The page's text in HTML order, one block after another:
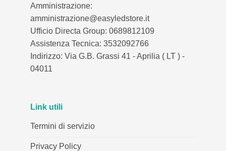
Amministrazione:
amministrazione@easyledstore.it
Ufficio Directa Group: 0689812109
Assistenza Tecnica: 3532092766
Indirizzo: Via G.B. Grassi 41 - Aprilia ( LT ) -
04011
Link utili
Termini di servizio
Privacy Policy